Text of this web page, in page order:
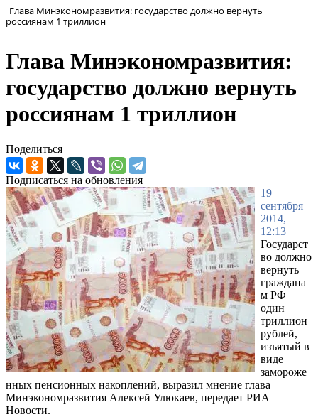
Глава Минэкономразвития: государство должно вернуть
россиянам 1 триллион
Глава Минэкономразвития:
государство должно вернуть
россиянам 1 триллион
Поделиться
Подписаться на обновления
19
сентября
2014,
12:13
Государст
во должно
вернуть
граждана
м РФ
один
триллион
рублей,
изъятый в
виде
замороже
нных пенсионных накоплений, выразил мнение глава
Минэкономразвития Алексей Улюкаев, передает РИА
Новости.